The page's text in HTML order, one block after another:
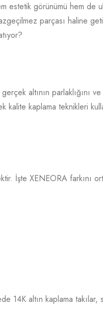
estetik görünümü hem de
parçası haline
altının parlaklığını ve
kalite kaplama teknikleri
İşte XENEORA farkını
14K altın kaplama takılar,